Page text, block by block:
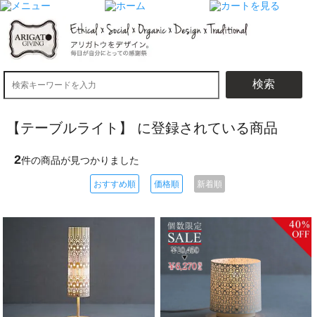
検索
【テーブルライト】 に登録されている商品
2件の商品が見つかりました
おすすめ順 価格順 新着順